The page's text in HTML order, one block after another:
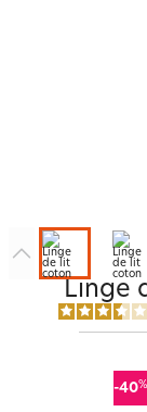
Linge
-40%